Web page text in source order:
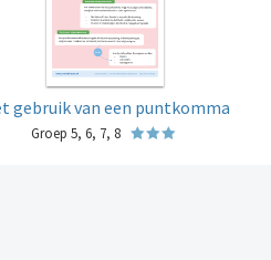
gebruik van een puntkomma
Groep 5, 6, 7, 8